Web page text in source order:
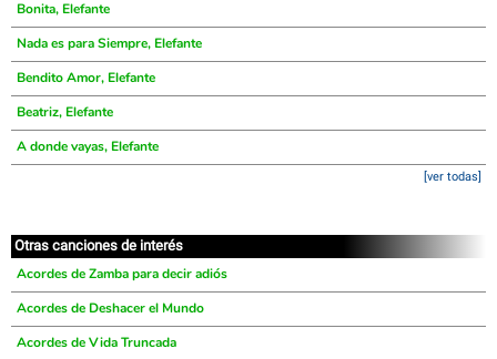
Bonita, Elefante
Nada es para Siempre, Elefante
Bendito Amor, Elefante
Beatriz, Elefante
A donde vayas, Elefante
[ver todas]
Otras canciones de interés
Acordes de Zamba para decir adiós
Acordes de Deshacer el Mundo
Acordes de Vida Truncada